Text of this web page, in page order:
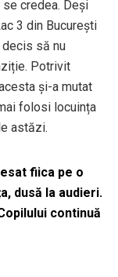
se credea. Deși
3 din București
să nu
Potrivit
și-a mutat
folosi locuința
astăzi.
fiica pe o
dusă la audieri.
continuă